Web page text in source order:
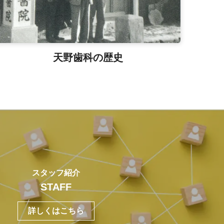
天野歯科の歴史
スタッフ紹介
STAFF
詳しくはこちら